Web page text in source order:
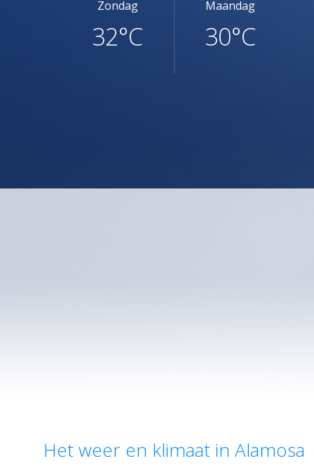
Zondag
32°C
Maandag
30°C
Het weer en klimaat in Alamosa